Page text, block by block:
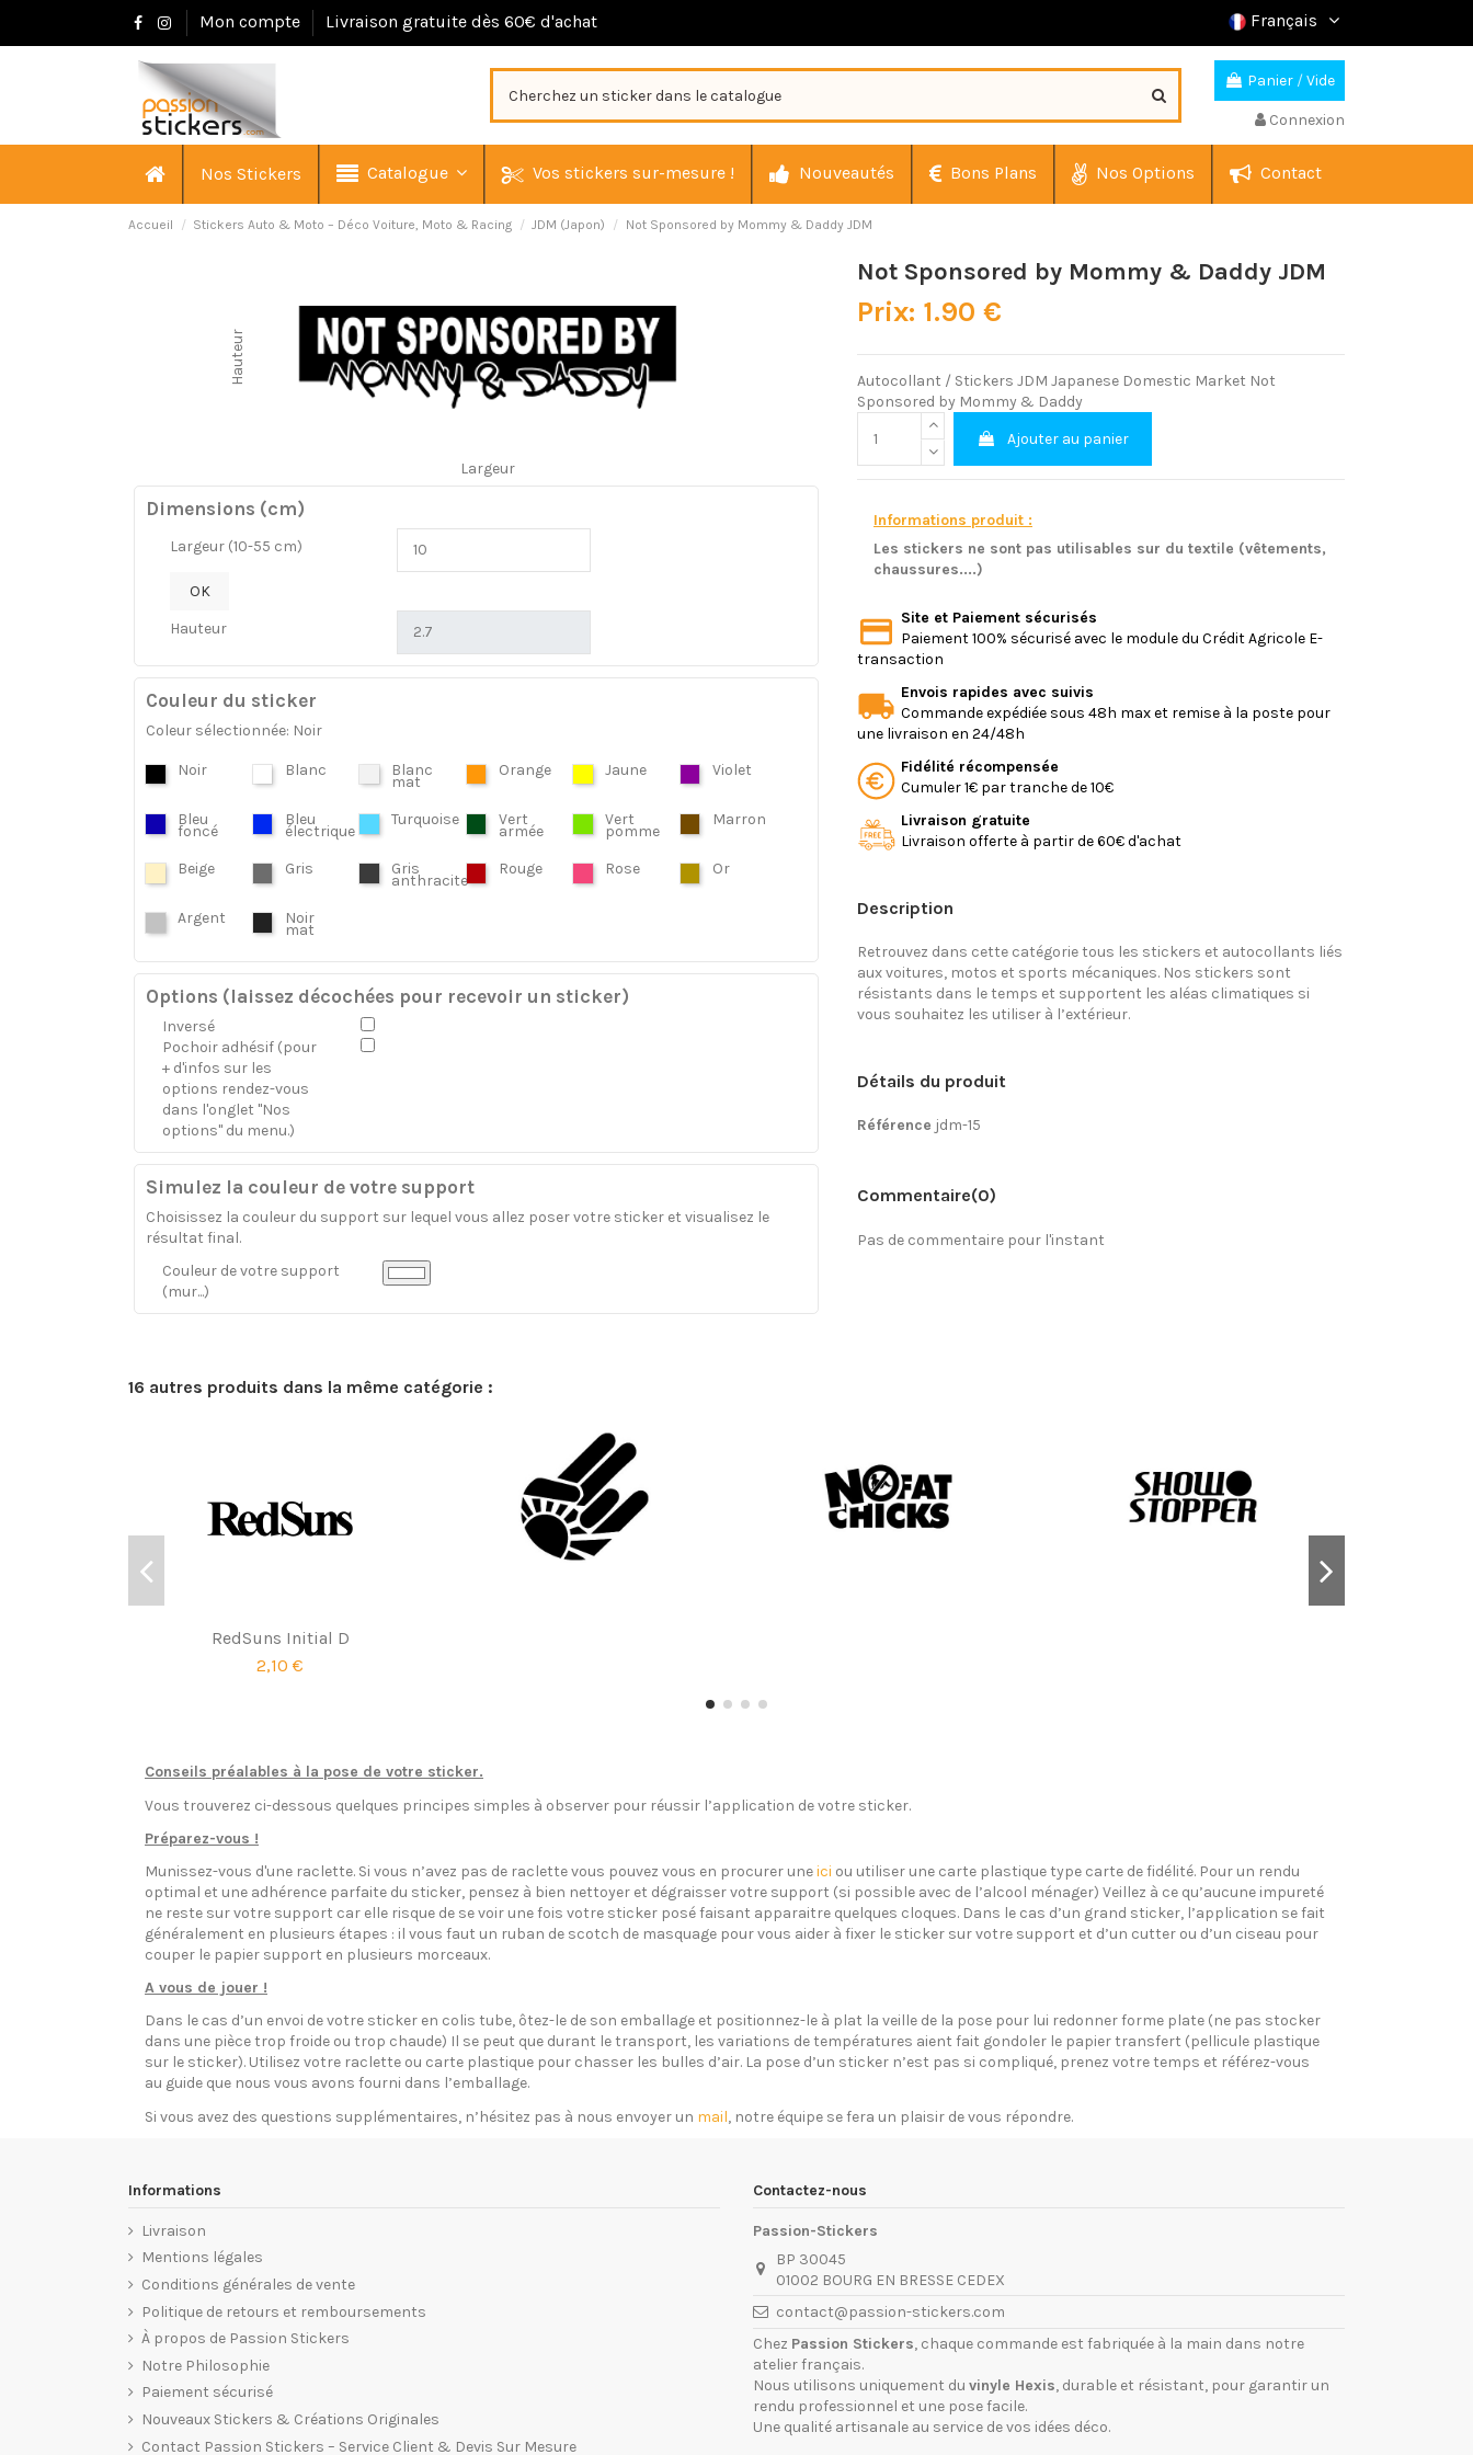
Mon compte Livraison gratuite dès 60€ d'achat Français
Panier /Vide
Connexion
Nos Stickers Catalogue Vos stickers sur-mesure ! Nouveautés Bons Plans Nos Options Contact
Accueil Stickers Auto & Moto – Déco Voiture, Moto & Racing JDM (Japon) Not Sponsored by Mommy & Daddy JDM
Hauteur
Largeur
Dimensions (cm)
Largeur (10-55 cm)
OK
Hauteur
Couleur du sticker
Coleur sélectionnée: Noir
Noir Blanc Blanc
mat
Orange Jaune Violet
Bleu
foncé
Bleu
électrique
Turquoise Vert
armée
Vert
pomme
Marron
Beige Gris Gris
anthracite
Rouge Rose Or
Argent Noir
mat
Options (laissez décochées pour recevoir un sticker)
Inversé
Pochoir adhésif (pour
+ d'infos sur les
options rendez-vous
dans l'onglet "Nos
options" du menu.)
Simulez la couleur de votre support
Choisissez la couleur du support sur lequel vous allez poser votre sticker et visualisez le
résultat final.
Couleur de votre support
(mur...)
Not Sponsored by Mommy & Daddy JDM
Prix: 1.90 €
Autocollant / Stickers JDM Japanese Domestic Market Not
Sponsored by Mommy & Daddy
Ajouter au panier
Informations produit :
Les stickers ne sont pas utilisables sur du textile (vêtements,
chaussures....)
Site et Paiement sécurisés
Paiement 100% sécurisé avec le module du Crédit Agricole E-
transaction
Envois rapides avec suivis
Commande expédiée sous 48h max et remise à la poste pour
une livraison en 24/48h
Fidélité récompensée
Cumuler 1€ par tranche de 10€
Livraison gratuite
Livraison offerte à partir de 60€ d'achat
Description
Retrouvez dans cette catégorie tous les stickers et autocollants liés
aux voitures, motos et sports mécaniques. Nos stickers sont
résistants dans le temps et supportent les aléas climatiques si
vous souhaitez les utiliser à l’extérieur.
Détails du produit
Référence jdm-15
Commentaire(0)
Pas de commentaire pour l'instant
16 autres produits dans la même catégorie :
RedSuns Initial D
2,10 €
Conseils préalables à la pose de votre sticker.
Vous trouverez ci-dessous quelques principes simples à observer pour réussir l’application de votre sticker.
Préparez-vous !
Munissez-vous d'une raclette. Si vous n’avez pas de raclette vous pouvez vous en procurer uneici ou utiliser une carte plastique type carte de fidélité. Pour un rendu
optimal et une adhérence parfaite du sticker, pensez à bien nettoyer et dégraisser votre support (si possible avec de l’alcool ménager) Veillez à ce qu’aucune impureté
ne reste sur votre support car elle risque de se voir une fois votre sticker posé faisant apparaitre quelques cloques. Dans le cas d’un grand sticker, l’application se fait
généralement en plusieurs étapes : il vous faut un ruban de scotch de masquage pour vous aider à fixer le sticker sur votre support et d’un cutter ou d’un ciseau pour
couper le papier support en plusieurs morceaux.
A vous de jouer !
Dans le cas d’un envoi de votre sticker en colis tube, ôtez-le de son emballage et positionnez-le à plat la veille de la pose pour lui redonner forme plate (ne pas stocker
dans une pièce trop froide ou trop chaude) Il se peut que durant le transport, les variations de températures aient fait gondoler le papier transfert (pellicule plastique
sur le sticker). Utilisez votre raclette ou carte plastique pour chasser les bulles d’air. La pose d’un sticker n’est pas si compliqué, prenez votre temps et référez-vous
au guide que nous vous avons fourni dans l’emballage.
Si vous avez des questions supplémentaires, n’hésitez pas à nous envoyer un mail, notre équipe se fera un plaisir de vous répondre.
Informations
Livraison
Mentions légales
Conditions générales de vente
Politique de retours et remboursements
À propos de Passion Stickers
Notre Philosophie
Paiement sécurisé
Nouveaux Stickers & Créations Originales
Contact Passion Stickers – Service Client & Devis Sur Mesure
Contactez-nous
Passion-Stickers
BP 30045
01002 BOURG EN BRESSE CEDEX
contact@passion-stickers.com
Chez Passion Stickers, chaque commande est fabriquée à la main dans notre
atelier français.
Nous utilisons uniquement du vinyle Hexis, durable et résistant, pour garantir un
rendu professionnel et une pose facile.
Une qualité artisanale au service de vos idées déco.